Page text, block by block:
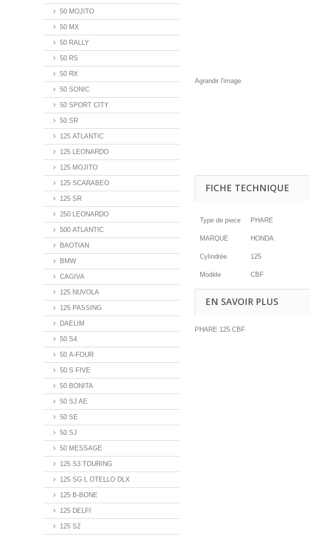
50 MOJITO
50 MX
50 RALLY
50 RS
50 RX
50 SONIC
50 SPORT CITY
50 SR
125 ATLANTIC
125 LEONARDO
125 MOJITO
125 SCARABEO
125 SR
250 LEONARDO
500 ATLANTIC
BAOTIAN
BMW
CAGIVA
125 NUVOLA
125 PASSING
DAELIM
50 S4
50 A-FOUR
50 S FIVE
50 BONITA
50 SJ AE
50 SE
50 SJ
50 MESSAGE
125 S3 TOURING
125 SG L OTELLO DLX
125 B-BONE
125 DELFI
125 S2
Agrandir l'image
FICHE TECHNIQUE
Type de piece PHARE
MARQUE HONDA
Cylindrée 125
Modèle CBF
EN SAVOIR PLUS
PHARE 125 CBF